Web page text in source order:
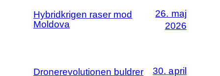
Hybridkrigen raser mod
Moldova
26. maj
2026
Dronerevolutionen buldrer 30. april